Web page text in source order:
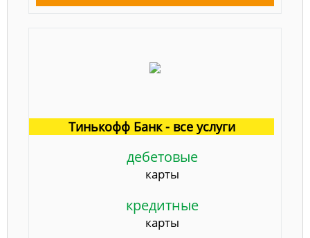
Тинькофф Банк - все услуги
дебетовые
карты
кредитные
карты